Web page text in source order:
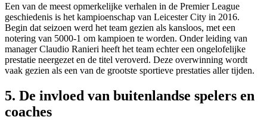
Een van de meest opmerkelijke verhalen in de Premier League
geschiedenis is het kampioenschap van Leicester City in 2016.
Begin dat seizoen werd het team gezien als kansloos, met een
notering van 5000-1 om kampioen te worden. Onder leiding van
manager Claudio Ranieri heeft het team echter een ongelofelijke
prestatie neergezet en de titel veroverd. Deze overwinning wordt
vaak gezien als een van de grootste sportieve prestaties aller tijden.
5. De invloed van buitenlandse spelers en
coaches